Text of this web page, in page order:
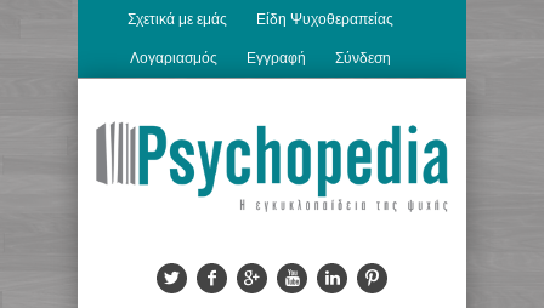
Σχετικά με εμάς Είδη Ψυχοθεραπείας
Λογαριασμός Εγγραφή Σύνδεση